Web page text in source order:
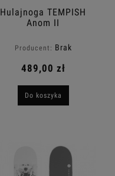
Hulajnoga TEMPISH
Anom II
Producent: Brak
489,00 zł
Do koszyka